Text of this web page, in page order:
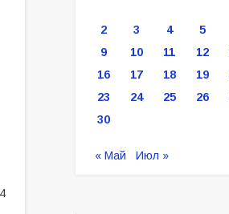
2
3 4 5
9
10 11 12
16
17 18 19
23
24 25 26
30
« Май Июл »